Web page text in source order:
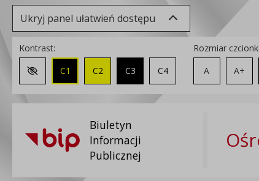
Ukryj panel ułatwień dostępu
Kontrast:
Zmień kontrast na domyślny
C1 C2 C3 C4
Rozmiar
A
A+
Biuletyn
Informacji
Publicznej